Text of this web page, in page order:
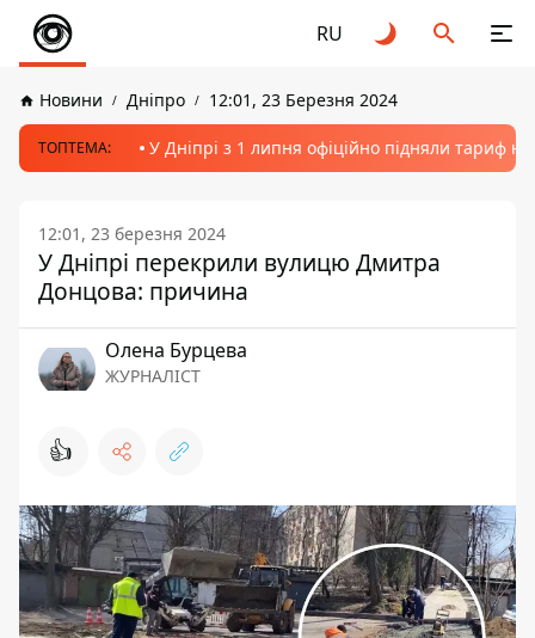
RU
Новини Дніпро 12:01, 23 Березня 2024
ТОПТЕМА: У Дніпрі з 1 липня офіційно підняли тариф
12:01, 23 березня 2024
У Дніпрі перекрили вулицю Дмитра
Донцова: причина
Олена Бурцева
ЖУРНАЛІСТ
👍